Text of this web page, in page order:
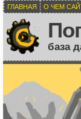
ГЛАВНАЯ О ЧЕМ
база